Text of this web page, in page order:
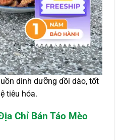
dinh dưỡng dồi dào, tốt
tiêu hóa.
Chỉ Bán Táo Mèo